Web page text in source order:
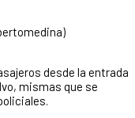
desde la entrada
mismas que se